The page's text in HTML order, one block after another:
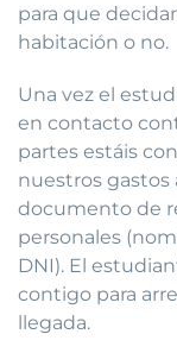
para que
habitación o no.
Una vez el
en contacto
partes estáis
nuestros gastos
documento de
personales
DNI). El
contigo para
llegada.